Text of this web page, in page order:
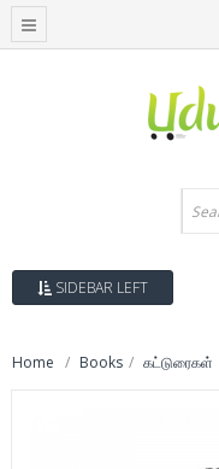
SIDEBAR LEFT
Home Books கட்டுரைகள்